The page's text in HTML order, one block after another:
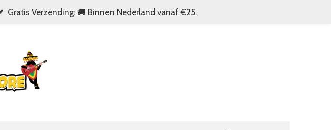
Gratis Verzending: 🚚 Binnen Nederland vanaf €25.